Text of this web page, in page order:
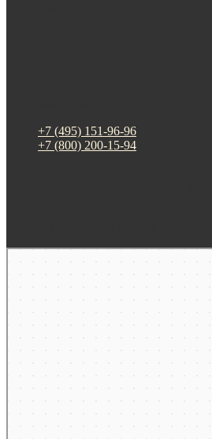
+7 (495) 151-96-96
+7 (800) 200-15-94
Москва